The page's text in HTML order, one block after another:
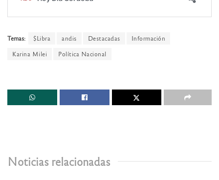
Temas: $Libra andis Destacadas
Información
Karina Milei
Política Nacional
Noticias relacionadas